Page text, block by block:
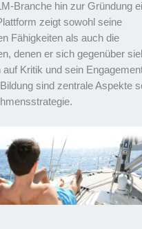
Branche hin zur Gründung
zeigt sowohl seine
Fähigkeiten als auch die
denen er sich gegenüber
auf Kritik und sein
sind zentrale Aspekte